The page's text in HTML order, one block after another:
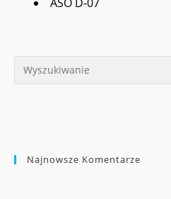
Najnowsze Komentarze